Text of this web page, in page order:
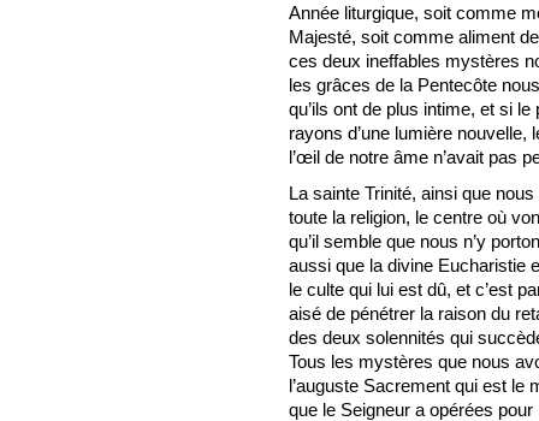
Année liturgique, soit comme
Majesté, soit comme aliment
ces deux ineffables mystères
les grâces de la Pentecôte
qu’ils ont de plus intime, et si
rayons d’une lumière nouvelle,
l’œil de notre âme n’avait pas
La sainte Trinité, ainsi que nous
toute la religion, le centre où
qu’il semble que nous n’y
aussi que la divine Eucharistie
le culte qui lui est dû, et c’est
aisé de pénétrer la raison du
des deux solennités qui
Tous les mystères que nous
l’auguste Sacrement qui est le
que le Seigneur a opérées pour